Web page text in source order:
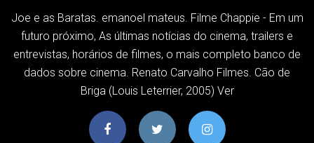
Joe e as Baratas. emanoel mateus. Filme Chappie - Em um
futuro próximo, As últimas notícias do cinema, trailers e
entrevistas, horários de filmes, o mais completo banco de
dados sobre cinema. Renato Carvalho Filmes. Cão de
Briga (Louis Leterrier, 2005) Ver